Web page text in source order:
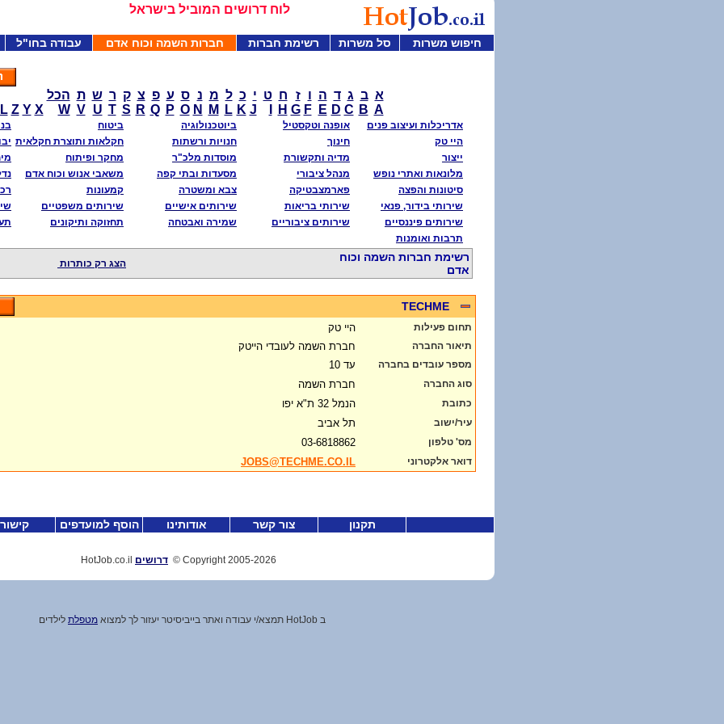
לוח דרושים המוביל בישראל
חיפוש משרות סל משרות רשימת חברות חברות השמה וכוח אדם עבודה בחו"ל
א ב ג ד ה ו ז ח ט י כ ל מ נ ס ע פ צ ק ר ש ת הכל
A
B
C
D
E
F
G
H
J
K
L
M
N
O
P
Q
R
S
T
U
V
W
X
Y
Z
אדריכלות ועיצוב פנים אופנה וטקסטיל ביוטכנולוגיה ביטוח
היי טק
חינוך חנויות ורשתות חקלאות ותוצרת חקלאית
ייצור
מדיה ותקשורת מוסדות מלכ"ר מחקר ופיתוח
מלונאות ואתרי נופש
מנהל ציבורי מסעדות ובתי קפה משאבי אנוש וכוח אדם
סיטונות והפצה
פארמצבטיקה צבא ומשטרה קמעונות
שירותי בידור, פנאי
שירותי בריאות שירותים אישיים שירותים משפטיים
שירותים פיננסיים
שירותים ציבוריים שמירה ואבטחה תחזוקה ותיקונים
תרבות ואומנות
רשימת חברות השמה וכוח
אדם
הצג רק כותרות
TECHME
תחום פעילות היי טק
תיאור החברה חברת השמה לעובדי הייטק
מספר עובדים בחברה עד 10
סוג החברה חברת השמה
כתובת הנמל 32 ת"א יפו
עיר/ישוב תל אביב
מס' טלפון 03-6818862
דואר אלקטרוני JOBS@TECHME.CO.IL
תקנון צור קשר אודותינו הוסף למועדפים
Copyright 2005-2026
© דרושים
ב HotJob תמצא /י עבודה ואתר בייביסיטר יעזור לך למצוא מטפלת לילדים